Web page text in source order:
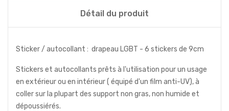
Détail du produit
Sticker / autocollant : drapeau LGBT - 6 stickers de 9cm
Stickers et autocollants prêts à l'utilisation pour un usage
en extérieur ou en intérieur ( équipé d'un film anti-UV), à
coller sur la plupart des support non gras, non humide et
dépoussiérés.